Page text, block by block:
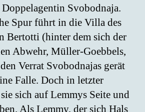
Svobodnaja.
Spur führt in die Villa des
Bertotti (hinter dem sich der
Abwehr, Müller-Goebbels,
Verrat Svobodnajas gerät
Falle. Doch in letzter
sich auf Lemmys Seite und
Als Lemmy, der sich Hals